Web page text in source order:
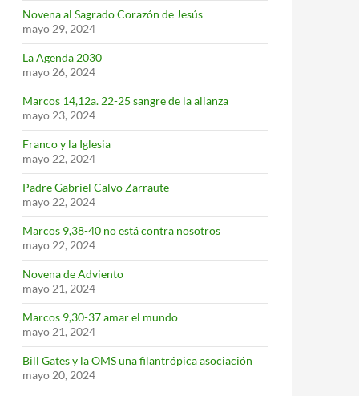
Novena al Sagrado Corazón de Jesús
mayo 29, 2024
La Agenda 2030
mayo 26, 2024
Marcos 14,12a. 22-25 sangre de la alianza
mayo 23, 2024
Franco y la Iglesia
mayo 22, 2024
Padre Gabriel Calvo Zarraute
mayo 22, 2024
Marcos 9,38-40 no está contra nosotros
mayo 22, 2024
Novena de Adviento
mayo 21, 2024
Marcos 9,30-37 amar el mundo
mayo 21, 2024
Bill Gates y la OMS una filantrópica asociación
mayo 20, 2024